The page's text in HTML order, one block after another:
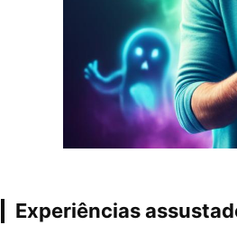
Experiências